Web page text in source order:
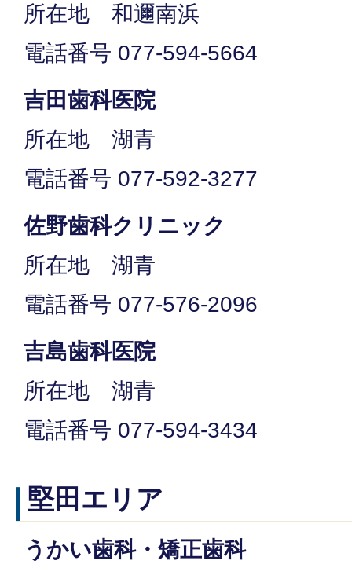
所在地 和邇南浜
電話番号 077-594-5664
吉田歯科医院
所在地 湖青
電話番号 077-592-3277
佐野歯科クリニック
所在地 湖青
電話番号 077-576-2096
吉島歯科医院
所在地 湖青
電話番号 077-594-3434
堅田エリア
うかい歯科・矯正歯科